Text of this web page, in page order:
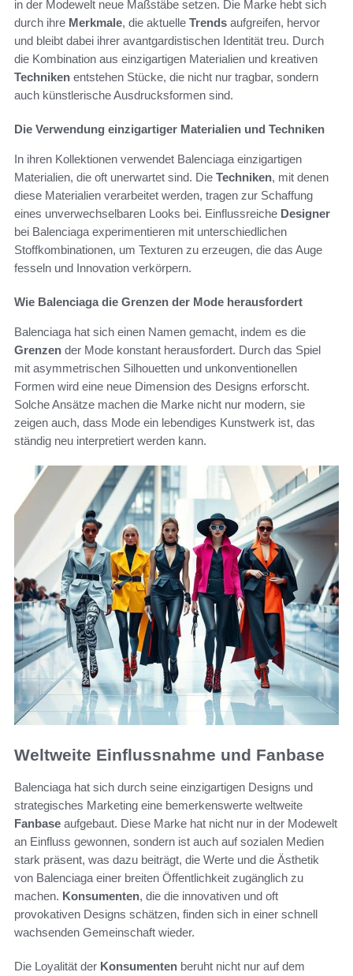
in der Modewelt neue Maßstäbe setzen. Die Marke hebt sich
durch ihre Merkmale, die aktuelle Trends aufgreifen, hervor
und bleibt dabei ihrer avantgardistischen Identität treu. Durch
die Kombination aus einzigartigen Materialien und kreativen
Techniken entstehen Stücke, die nicht nur tragbar, sondern
auch künstlerische Ausdrucksformen sind.
Die Verwendung einzigartiger Materialien und Techniken
In ihren Kollektionen verwendet Balenciaga einzigartigen
Materialien, die oft unerwartet sind. Die Techniken, mit denen
diese Materialien verarbeitet werden, tragen zur Schaffung
eines unverwechselbaren Looks bei. Einflussreiche Designer
bei Balenciaga experimentieren mit unterschiedlichen
Stoffkombinationen, um Texturen zu erzeugen, die das Auge
fesseln und Innovation verkörpern.
Wie Balenciaga die Grenzen der Mode herausfordert
Balenciaga hat sich einen Namen gemacht, indem es die
Grenzen der Mode konstant herausfordert. Durch das Spiel
mit asymmetrischen Silhouetten und unkonventionellen
Formen wird eine neue Dimension des Designs erforscht.
Solche Ansätze machen die Marke nicht nur modern, sie
zeigen auch, dass Mode ein lebendiges Kunstwerk ist, das
ständig neu interpretiert werden kann.
Weltweite Einflussnahme und Fanbase
Balenciaga hat sich durch seine einzigartigen Designs und
strategisches Marketing eine bemerkenswerte weltweite
Fanbase aufgebaut. Diese Marke hat nicht nur in der Modewelt
an Einfluss gewonnen, sondern ist auch auf sozialen Medien
stark präsent, was dazu beiträgt, die Werte und die Ästhetik
von Balenciaga einer breiten Öffentlichkeit zugänglich zu
machen. Konsumenten, die die innovativen und oft
provokativen Designs schätzen, finden sich in einer schnell
wachsenden Gemeinschaft wieder.
Die Loyalität der Konsumenten beruht nicht nur auf dem